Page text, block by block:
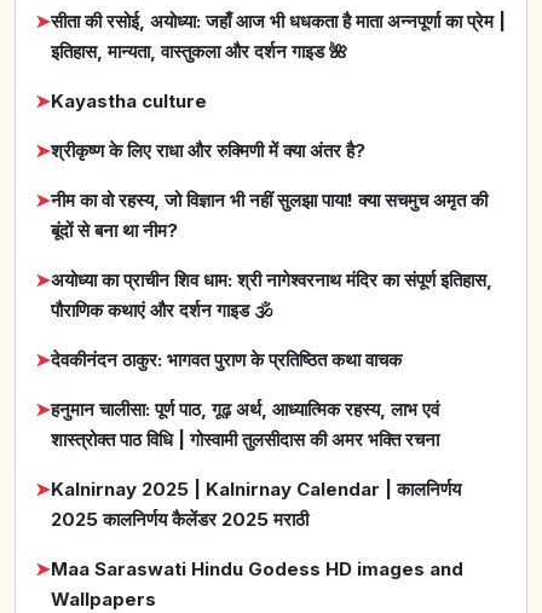
➤सीता की रसोई, अयोध्या: जहाँ आज भी धधकता है माता अन्नपूर्णा का प्रेम |
इतिहास, मान्यता, वास्तुकला और दर्शन गाइड 🌺
➤Kayastha culture
➤श्रीकृष्ण के लिए राधा और रुक्मिणी में क्या अंतर है?
➤नीम का वो रहस्य, जो विज्ञान भी नहीं सुलझा पाया! क्या सचमुच अमृत की
बूंदों से बना था नीम?
➤अयोध्या का प्राचीन शिव धाम: श्री नागेश्वरनाथ मंदिर का संपूर्ण इतिहास,
पौराणिक कथाएं और दर्शन गाइड 🕉️
➤देवकीनंदन ठाकुर: भागवत पुराण के प्रतिष्ठित कथा वाचक
➤हनुमान चालीसा: पूर्ण पाठ, गूढ़ अर्थ, आध्यात्मिक रहस्य, लाभ एवं
शास्त्रोक्त पाठ विधि | गोस्वामी तुलसीदास की अमर भक्ति रचना
➤Kalnirnay 2025 | Kalnirnay Calendar | कालनिर्णय
2025 कालनिर्णय कैलेंडर 2025 मराठी
➤Maa Saraswati Hindu Godess HD images and
Wallpapers